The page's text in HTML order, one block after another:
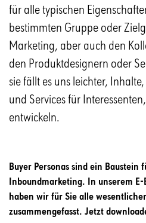
für alle typischen
bestimmten Gruppe oder
Marketing, aber auch den
den Produktdesignern oder
sie fällt es uns leichter,
und Services für Interessenten,
entwickeln.
Buyer Personas sind ein Baustein
Inboundmarketing. In unserem
haben wir für Sie alle
zusammengefasst. Jetzt